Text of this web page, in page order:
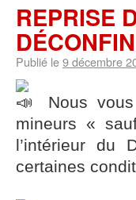
REPRISE
Publié le9 décembre
Nous
mineurs «
l’intérieur du
certaines